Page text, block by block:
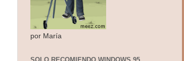
por María